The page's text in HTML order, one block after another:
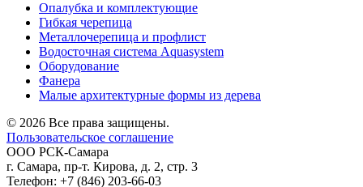
Опалубка и комплектующие
Гибкая черепица
Металлочерепица и профлист
Водосточная система Aquasystem
Оборудование
Фанера
Малые архитектурные формы из дерева
© 2026 Все права защищены.
Пользовательское соглашение
ООО РСК-Самара
г. Самара, пр-т. Кирова, д. 2, стр. 3
Телефон: +7 (846) 203-66-03